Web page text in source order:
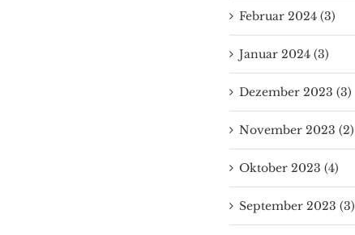
Februar 2024 (3)
Januar 2024 (3)
Dezember 2023 (3)
November 2023 (2)
Oktober 2023 (4)
September 2023 (3)